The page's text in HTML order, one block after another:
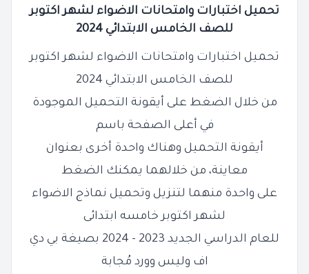
تحميل اختبارات وامتحانات الاضواء لشهر اكتوبر
للصف الخامس الابتدائي 2024
تحميل اختبارات وامتحانات الاضواء لشهر اكتوبر
للصف الخامس الابتدائي 2024
من خلال الضغط على أيقونة التحميل الموجودة
في أعلى الصفحة باسم
أيقونة التحميل وهناك واحدة أخرى بعنوان
معاينة، من خلالهما يمكنك الضغط
على واحدة منهما لتنزيل وتحميل نماذج الاضواء
لشهر اكتوبر خامسه ابتدائى
للعام الدراسي الجديد 2023 - 2024 بصيغة بي دي
اف وليس وورد مُجابة